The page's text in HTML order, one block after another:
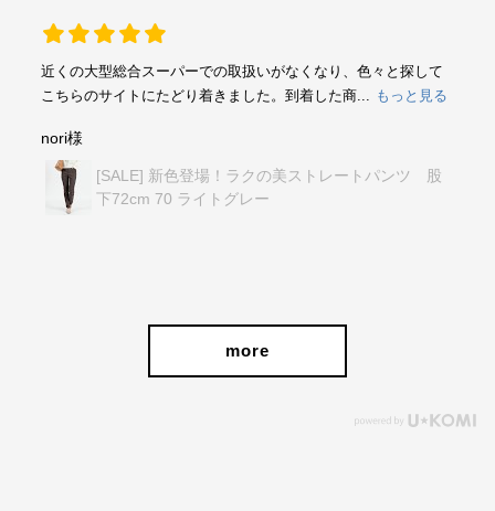
近くの大型総合スーパーでの取扱いがなくなり、色々と探して
こちらのサイトにたどり着きました。到着した商...
もっと見る
nori様
[SALE] 新色登場！ラクの美ストレートパンツ 股
下72cm 70 ライトグレー
more